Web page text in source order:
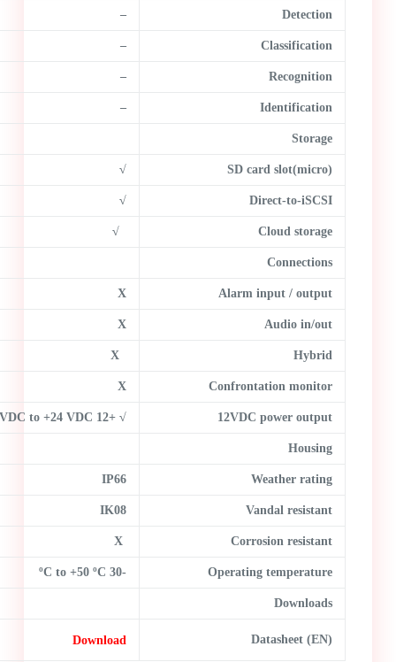
Detection
–
Classification
–
Recognition
–
Identification
–
Storage
(micro)SD card slot
√
Direct-to-iSCSI
√
Cloud storage
√
Connections
Alarm input / output
X
Audio in/out
X
Hybrid
X
Confrontation monitor
X
12VDC power output
√
+12 VDC to +24 VDC
Housing
Weather rating
IP66
Vandal resistant
IK08
Corrosion resistant
X
Operating temperature
-30 ºC to +50 ºC
Downloads
Datasheet (EN)
Download